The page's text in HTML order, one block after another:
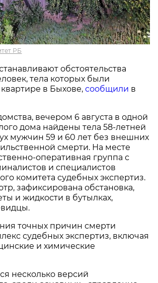
РБ
обстоятельства
тела которых были
в Быхове,сообщили в
вечером 6 августа в одной
дома найдены тела 58-летней
мужчин 59 и 60 лет без внешних
смерти. На месте
оперативная группа с
и специалистов
комитета судебных экспертиз.
зафиксирована обстановка,
и жидкости в бутылках,
точных причин смерти
судебных экспертиз, включая
и химические
несколько версий